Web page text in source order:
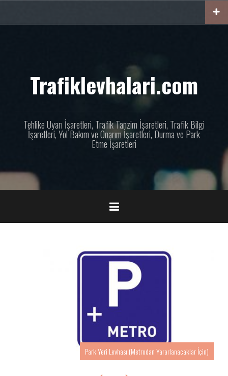
Trafiklevhalari.com
Tehlike Uyarı İşaretleri, Trafik Tanzim İşaretleri, Trafik Bilgi
İşaretleri, Yol Bakım ve Onarım İşaretleri, Durma ve Park
Etme İşaretleri
Park Yeri Levhası (Metrodan Yararlanacaklar İçin)